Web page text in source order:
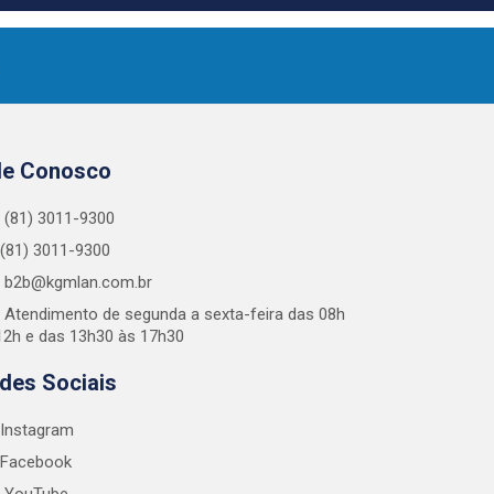
Conosco
(81) 3011-9300
(81) 3011-9300
b2b@kgmlan.com.br
Atendimento de segunda a sexta-feira das 08h
e das 13h30 às 17h30
Sociais
Instagram
Facebook